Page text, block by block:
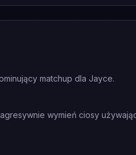
matchup dla Jayce.
wymień ciosy